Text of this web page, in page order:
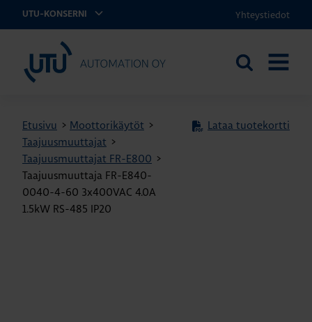
UTU-KONSERNI Yhteystiedot
UTU Automation
Etsi
Etusivu > Moottorikäytöt >
Taajuusmuuttajat >
Taajuusmuuttajat FR-E800 >
Taajuusmuuttaja FR-E840-
0040-4-60 3x400VAC 4.0A
1.5kW RS-485 IP20
Lataa tuotekortti